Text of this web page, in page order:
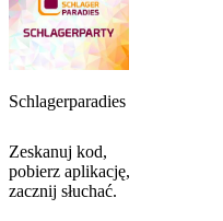
Schlagerparadies
Zeskanuj kod,
pobierz aplikację,
zacznij słuchać.